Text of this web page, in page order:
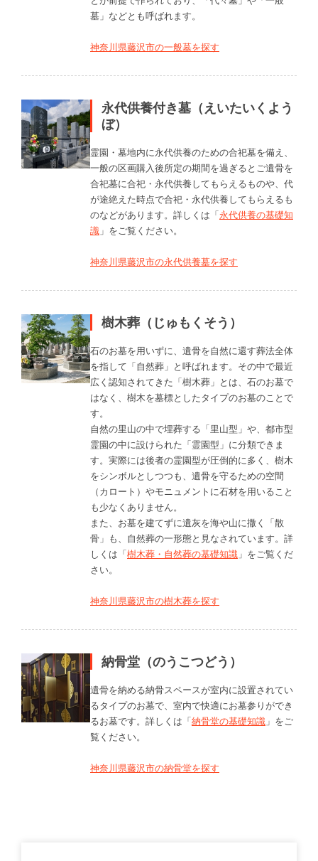
墓」などとも呼ばれます。
神奈川県藤沢市の一般墓を探す
永代供養付き墓（えいたいくよう
ぼ）
霊園・墓地内に永代供養のための合祀墓を備え、
一般の区画購入後所定の期間を過ぎるとご遺骨を
合祀墓に合祀・永代供養してもらえるものや、代
が途絶えた時点で合祀・永代供養してもらえるも
のなどがあります。詳しくは「永代供養の基礎知
識 」をご覧ください。
神奈川県藤沢市の永代供養墓を探す
樹木葬（じゅもくそう）
石のお墓を用いずに、遺骨を自然に還す葬法全体
を指して「自然葬」と呼ばれます。その中で最近
広く認知されてきた「樹木葬」とは、石のお墓で
はなく、樹木を墓標としたタイプのお墓のことで
す。
自然の里山の中で埋葬する「里山型」や、都市型
霊園の中に設けられた「霊園型」に分類できま
す。実際には後者の霊園型が圧倒的に多く、樹木
をシンボルとしつつも、遺骨を守るための空間
（カロート）やモニュメントに石材を用いること
も少なくありません。
また、お墓を建てずに遺灰を海や山に撒く「散
骨」も、自然葬の一形態と見なされています。詳
しくは「樹木葬・自然葬の基礎知識 」をご覧くだ
さい。
神奈川県藤沢市の樹木葬を探す
納骨堂（のうこつどう）
遺骨を納める納骨スペースが室内に設置されてい
るタイプのお墓で、室内で快適にお墓参りができ
るお墓です。詳しくは「納骨堂の基礎知識 」をご
覧ください。
神奈川県藤沢市の納骨堂を探す